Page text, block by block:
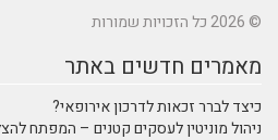
© 2026 כל הזכויות שמורות
מאמרים חדשים באתר
כיצד לברר זכאות לדרכון אירופאי?
ניהול מוניטין לעסקים קטנים – המפתח